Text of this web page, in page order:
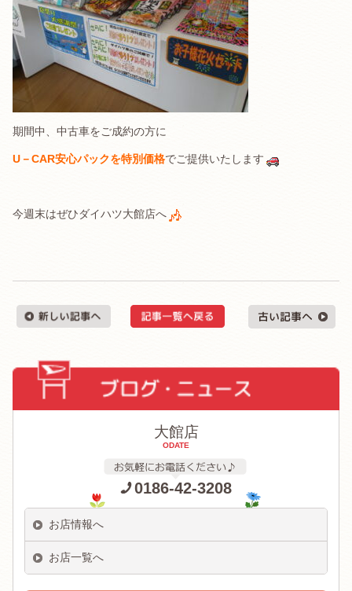
期間中、中古車をご成約の方に
U－CAR安心パックを特別価格でご提供いたします
今週末はぜひダイハツ大館店へ
大館店
ODATE
0186-42-3208
お店情報へ
お店一覧へ